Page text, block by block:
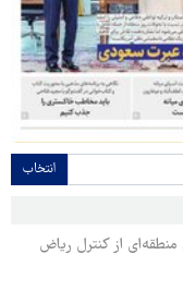
انتخاب
از کنترل ریاض